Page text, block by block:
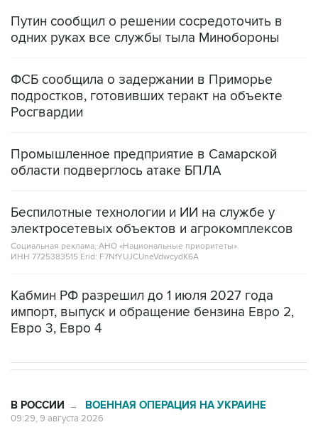
Путин сообщил о решении сосредоточить в
одних руках все службы тыла Минобороны
ФСБ сообщила о задержании в Приморье
подростков, готовивших теракт на объекте
Росгвардии
Промышленное предприятие в Самарской
области подверглось атаке БПЛА
Беспилотные технологии и ИИ на службе у
электросетевых объектов и агрокомплексов
Социальная реклама, АНО «Национальные приоритеты».
ИНН 7725383515 Erid: F7NfYUJCUneVdwcydK6A
Кабмин РФ разрешил до 1 июля 2027 года
импорт, выпуск и обращение бензина Евро 2,
Евро 3, Евро 4
В РОССИИ → ВОЕННАЯ ОПЕРАЦИЯ НА УКРАИНЕ
09:29, 9 августа 2026